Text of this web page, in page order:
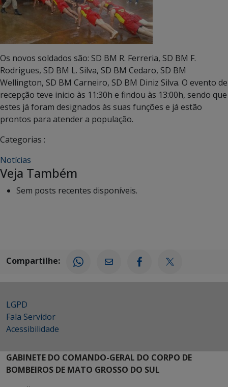
Os novos soldados são: SD BM R. Ferreria, SD BM F.
Rodrigues, SD BM L. Silva, SD BM Cedaro, SD BM
Wellington, SD BM Carneiro, SD BM Diniz Silva. O evento de
recepção teve inicio às 11:30h e findou às 13:00h, sendo que
estes já foram designados às suas funções e já estão
prontos para atender a população.
Categorias :
Notícias
Veja Também
Sem posts recentes disponíveis.
Compartilhe:
LGPD
Fala Servidor
Acessibilidade
GABINETE DO COMANDO-GERAL DO CORPO DE
BOMBEIROS DE MATO GROSSO DO SUL